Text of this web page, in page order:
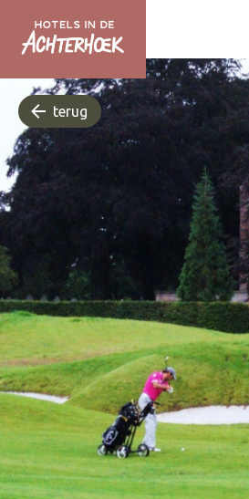
terug